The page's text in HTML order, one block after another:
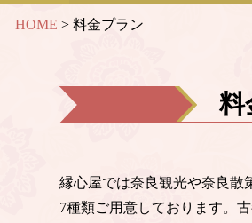
HOME > 料金プラン
料
縁心屋では奈良観光や奈良散
7種類ご用意しております。